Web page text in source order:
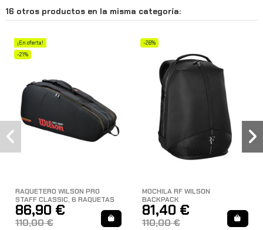
16 otros productos en la misma categoría:
¡En oferta!
-21%
RAQUETERO WILSON PRO
STAFF CLASSIC, 6 RAQUETAS
86,90 €
110,00 €
-26%
MOCHILA RF WILSON
BACKPACK
81,40 €
110,00 €